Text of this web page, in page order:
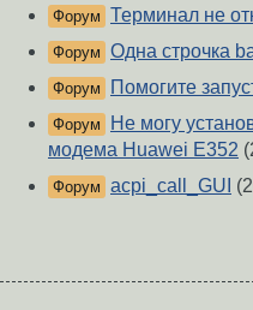
Форум Терминал не
Форум Одна строчка
Форум Помогите
Форум
Не могу
модема Huawei E352
Форум acpi_call_GUI